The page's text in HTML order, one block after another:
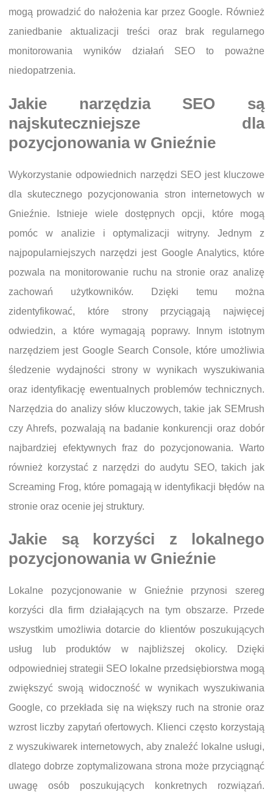
mogą prowadzić do nałożenia kar przez Google. Również
zaniedbanie aktualizacji treści oraz brak regularnego
monitorowania wyników działań SEO to poważne
niedopatrzenia.
Jakie narzędzia SEO są
najskuteczniejsze dla
pozycjonowania w Gnieźnie
Wykorzystanie odpowiednich narzędzi SEO jest kluczowe
dla skutecznego pozycjonowania stron internetowych w
Gnieźnie. Istnieje wiele dostępnych opcji, które mogą
pomóc w analizie i optymalizacji witryny. Jednym z
najpopularniejszych narzędzi jest Google Analytics, które
pozwala na monitorowanie ruchu na stronie oraz analizę
zachowań użytkowników. Dzięki temu można
zidentyfikować, które strony przyciągają najwięcej
odwiedzin, a które wymagają poprawy. Innym istotnym
narzędziem jest Google Search Console, które umożliwia
śledzenie wydajności strony w wynikach wyszukiwania
oraz identyfikację ewentualnych problemów technicznych.
Narzędzia do analizy słów kluczowych, takie jak SEMrush
czy Ahrefs, pozwalają na badanie konkurencji oraz dobór
najbardziej efektywnych fraz do pozycjonowania. Warto
również korzystać z narzędzi do audytu SEO, takich jak
Screaming Frog, które pomagają w identyfikacji błędów na
stronie oraz ocenie jej struktury.
Jakie są korzyści z lokalnego
pozycjonowania w Gnieźnie
Lokalne pozycjonowanie w Gnieźnie przynosi szereg
korzyści dla firm działających na tym obszarze. Przede
wszystkim umożliwia dotarcie do klientów poszukujących
usług lub produktów w najbliższej okolicy. Dzięki
odpowiedniej strategii SEO lokalne przedsiębiorstwa mogą
zwiększyć swoją widoczność w wynikach wyszukiwania
Google, co przekłada się na większy ruch na stronie oraz
wzrost liczby zapytań ofertowych. Klienci często korzystają
z wyszukiwarek internetowych, aby znaleźć lokalne usługi,
dlatego dobrze zoptymalizowana strona może przyciągnąć
uwagę osób poszukujących konkretnych rozwiązań.